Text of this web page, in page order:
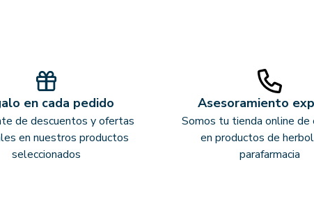
en cada pedido
de descuentos y ofertas
en nuestros productos
seleccionados
Asesoramiento
Somos tu tienda online de
en productos de
parafarmacia